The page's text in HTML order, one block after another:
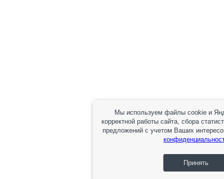
Мы используем файлы cookie и
корректной работы сайта, сбора
предложений с учетом Ваших
Принять